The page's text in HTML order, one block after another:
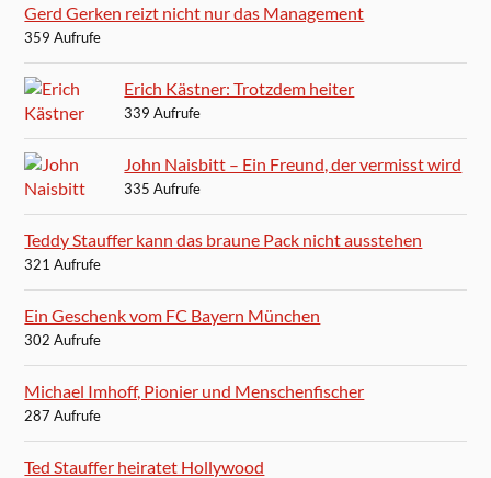
Gerd Gerken reizt nicht nur das Management
359 Aufrufe
Erich Kästner: Trotzdem heiter
339 Aufrufe
John Naisbitt – Ein Freund, der vermisst wird
335 Aufrufe
Teddy Stauffer kann das braune Pack nicht ausstehen
321 Aufrufe
Ein Geschenk vom FC Bayern München
302 Aufrufe
Michael Imhoff, Pionier und Menschenfischer
287 Aufrufe
Ted Stauffer heiratet Hollywood